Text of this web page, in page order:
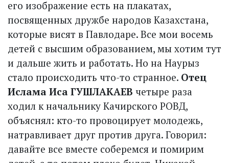
его изображение есть на плакатах,
посвященных дружбе народов Казахстана,
которые висят в Павлодаре. Все мои восемь
детей с высшим образованием, мы хотим тут
и дальше жить и работать. Но на Наурыз
стало происходить что-то странное. Отец
Ислама Иса ГУШЛАКАЕВ четыре раза
ходил к начальнику Качирского РОВД,
объяснял: кто-то провоцирует молодежь,
натравливает друг против друга. Говорил:
давайте все вместе соберемся и помирим